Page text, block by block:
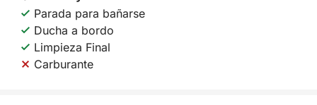
Parada para bañarse
Ducha a bordo
Limpieza Final
Carburante